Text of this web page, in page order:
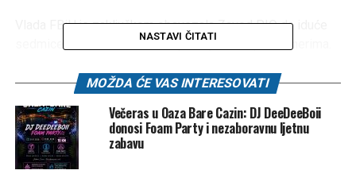
Vlada FBiH je zaključkom obavezala Zavod PIO da iduće
sedmice krene u aktivnosti isplate pomoći penzionerima.
Share Post
Tweet Share
NASTAVI ČITATI
MOŽDA ĆE VAS INTERESOVATI
Večeras u Oaza Bare Cazin: DJ DeeDeeBoii
donosi Foam Party i nezaboravnu ljetnu
zabavu